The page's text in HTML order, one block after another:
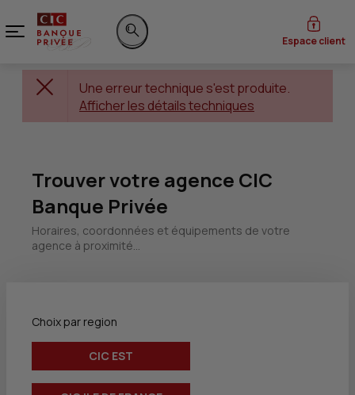
Menu
Rechercher sur le site
Espace client
Une erreur technique s'est produite.
Afficher les détails techniques
Trouver votre agence CIC
Banque Privée
Horaires, coordonnées et équipements de votre
agence à proximité...
Choix par region
CIC EST